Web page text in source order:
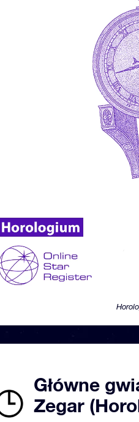
Główne
Zegar